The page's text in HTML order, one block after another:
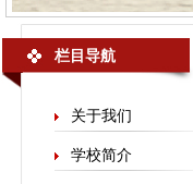
栏目导航
关于我们
学校简介